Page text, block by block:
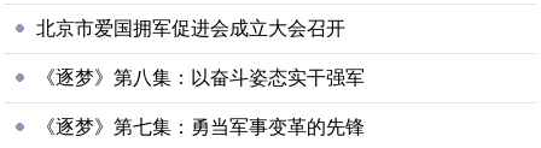
北京市爱国拥军促进会成立大会召开
《逐梦》第八集：以奋斗姿态实干强军
《逐梦》第七集：勇当军事变革的先锋